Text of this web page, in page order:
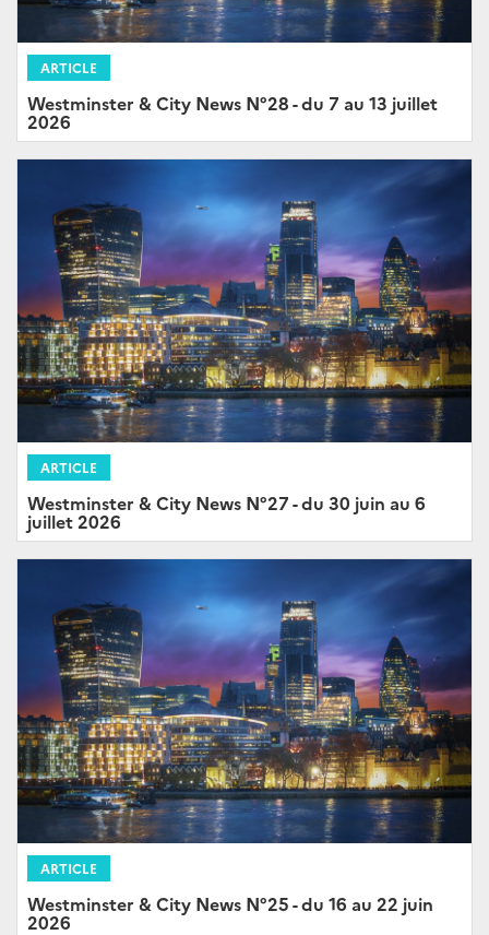
ARTICLE
Westminster & City News N°28 - du 7 au 13 juillet
2026
ARTICLE
Westminster & City News N°27 - du 30 juin au 6
juillet 2026
ARTICLE
Westminster & City News N°25 - du 16 au 22 juin
2026